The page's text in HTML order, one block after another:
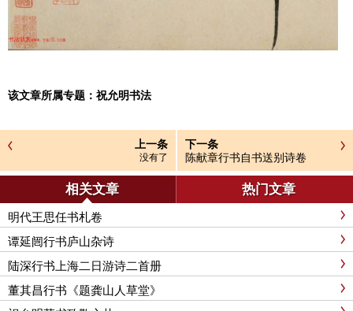
该文章所属专题： 祝允明书法
上一条
没有了
下一条
陈献章行书自书送别诗卷
相关文章 热门文章
明代王思任书札卷
谭延闿行书庐山杂诗
陆深行书上海二日游诗二首册
董其昌行书《题龚山人草堂》